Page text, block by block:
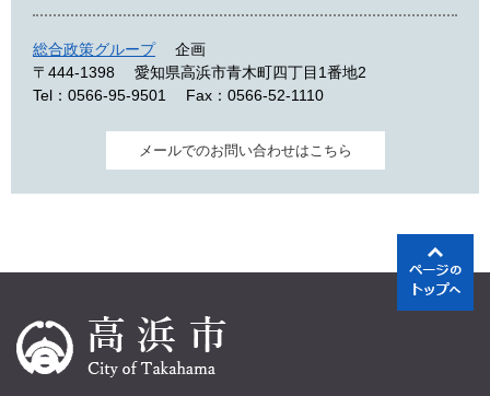
総合政策グループ
企画
〒444-1398
愛知県高浜市青木町四丁目1番地2
Tel：0566-95-9501
Fax：0566-52-1110
メールでのお問い合わせはこちら